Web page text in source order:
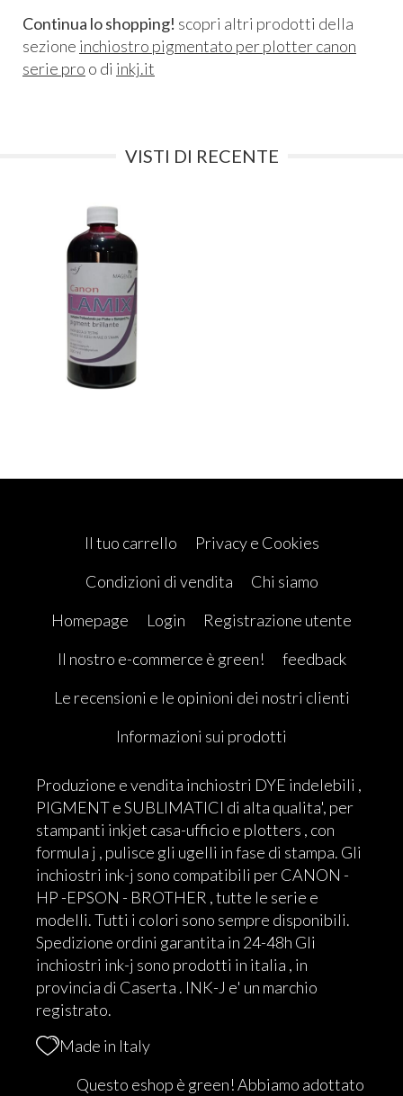
Continua lo shopping! scopri altri prodotti della
sezione inchiostro pigmentato per plotter canon
serie pro o di inkj.it
VISTI DI RECENTE
Il tuo carrello
Privacy e Cookies
Condizioni di vendita
Chi siamo
Homepage
Login
Registrazione utente
Il nostro e-commerce è green!
feedback
Le recensioni e le opinioni dei nostri clienti
Informazioni sui prodotti
Produzione e vendita inchiostri DYE indelebili ,
PIGMENT e SUBLIMATICI di alta qualita', per
stampanti inkjet casa-ufficio e plotters , con
formula j , pulisce gli ugelli in fase di stampa. Gli
inchiostri ink-j sono compatibili per CANON -
HP -EPSON - BROTHER , tutte le serie e
modelli. Tutti i colori sono sempre disponibili.
Spedizione ordini garantita in 24-48h Gli
inchiostri ink-j sono prodotti in italia , in
provincia di Caserta . INK-J e' un marchio
registrato.
Made in Italy
Questo eshop è green! Abbiamo adottato